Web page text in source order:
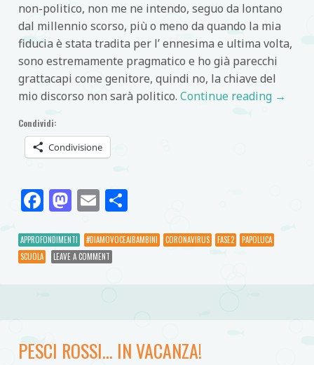
non-politico, non me ne intendo, seguo da lontano
dal millennio scorso, più o meno da quando la mia
fiducia è stata tradita per l’ ennesima e ultima volta,
sono estremamente pragmatico e ho già parecchi
grattacapi come genitore, quindi no, la chiave del
mio discorso non sarà politico. Continue reading →
Condividi:
Condivisione
Facebook
Mastodon
Email
APPROFONDIMENTI #DIAMOVOCEAIBAMBINI CORONAVIRUS FASE2
PAPOLUCA
SCUOLA
LEAVE A COMMENT
PESCI ROSSI… IN VACANZA!